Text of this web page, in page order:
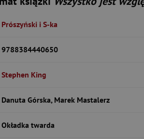
Prószyński i S-ka
9788384440650
Stephen King
Danuta Górska, Marek Mastalerz
Okładka twarda